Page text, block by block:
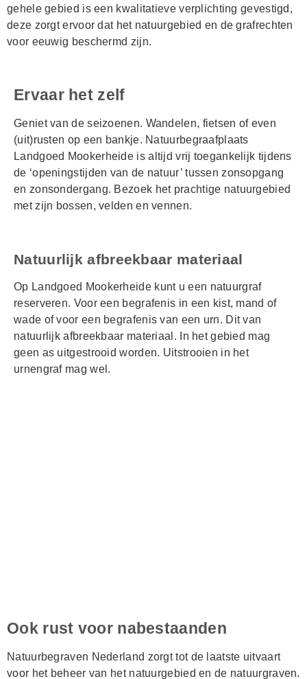
gehele gebied is een kwalitatieve verplichting gevestigd,
deze zorgt ervoor dat het natuurgebied en de grafrechten
voor eeuwig beschermd zijn.
Ervaar het zelf
Geniet van de seizoenen. Wandelen, fietsen of even
(uit)rusten op een bankje. Natuurbegraafplaats
Landgoed Mookerheide is altijd vrij toegankelijk tijdens
de ‘openingstijden van de natuur’ tussen zonsopgang
en zonsondergang. Bezoek het prachtige natuurgebied
met zijn bossen, velden en vennen.
Natuurlijk afbreekbaar materiaal
Op Landgoed Mookerheide kunt u een natuurgraf
reserveren. Voor een begrafenis in een kist, mand of
wade of voor een begrafenis van een urn. Dit van
natuurlijk afbreekbaar materiaal. In het gebied mag
geen as uitgestrooid worden. Uitstrooien in het
urnengraf mag wel.
Ook rust voor nabestaanden
Natuurbegraven Nederland zorgt tot de laatste uitvaart
voor het beheer van het natuurgebied en de natuurgraven.